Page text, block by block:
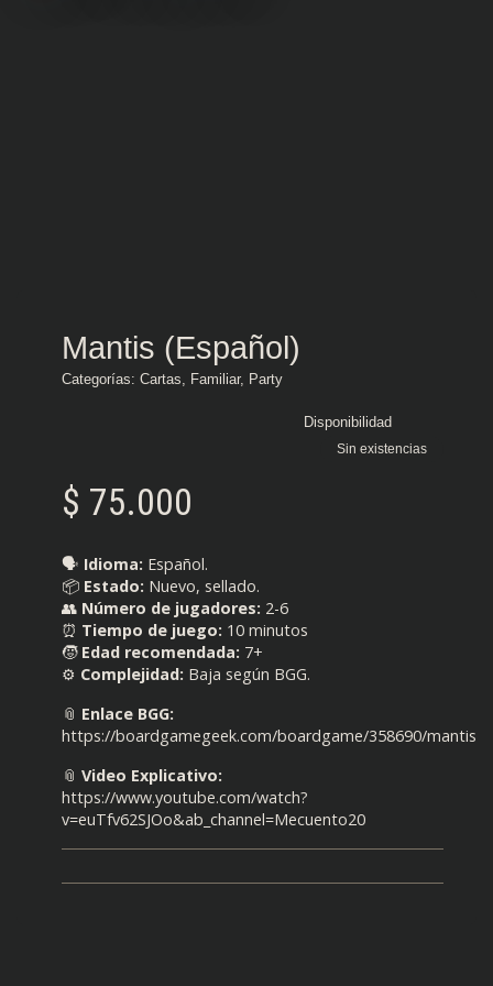
Mantis (Español)
Categorías: Cartas Familiar, Party
Disponibilidad
Sin existencias
$ 75.000
🗣️ Idioma: Español.
📦 Estado: Nuevo, sellado.
👥 Número de jugadores: 2-6
⏰ Tiempo de juego: 10 minutos
🧒 Edad recomendada: 7+
⚙️ Complejidad: Baja según BGG.
📎 Enlace BGG:
https://boardgamegeek.com/boardgame/358690/mantis
📎 Video Explicativo:
https://www.youtube.com/watch?
v=euTfv62SJOo&ab_channel=Mecuento20